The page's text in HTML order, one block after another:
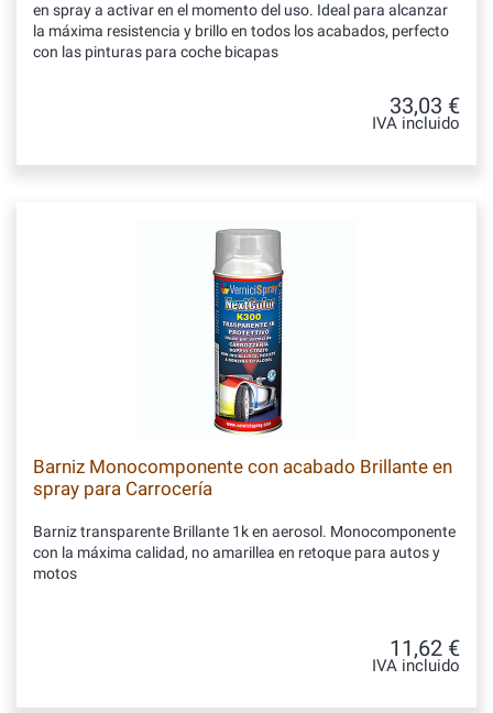
en spray a activar en el momento del uso. Ideal para alcanzar
la máxima resistencia y brillo en todos los acabados, perfecto
con las pinturas para coche bicapas
33,03 €
IVA incluido
Barniz Monocomponente con acabado Brillante en
spray para Carrocería
Barniz transparente Brillante 1k en aerosol. Monocomponente
con la máxima calidad, no amarillea en retoque para autos y
motos
11,62 €
IVA incluido